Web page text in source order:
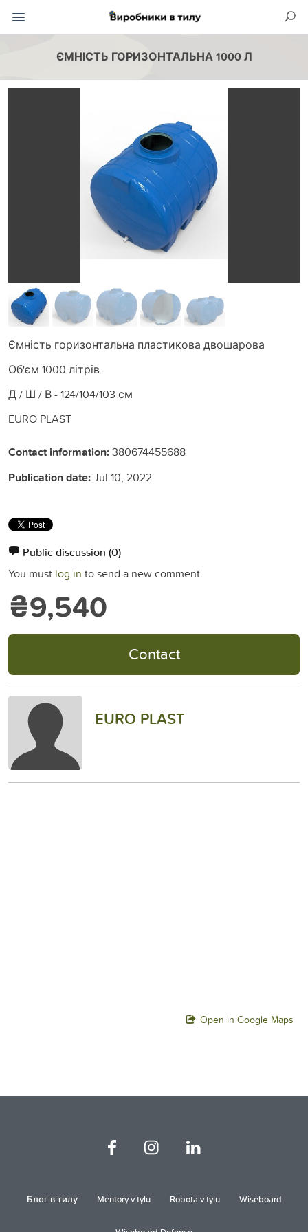
ЄМНІСТЬ ГОРИЗОНТАЛЬНА 1000 Л
Ємність горизонтальна пластикова двошарова
Об'єм 1000 літрів.
Д / Ш / В - 124/104/103 см
EURO PLAST
Contact information:380674455688
Publication date:Jul 10, 2022
Public discussion (0)
You must log in to send a new comment.
₴9,540
Contact
EURO PLAST
Open in Google Maps
Блог в тилу Mentory v tylu Robota v tylu Wiseboard